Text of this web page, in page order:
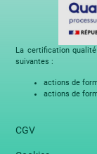
La certification
suivantes :
actions de
actions de
CGV